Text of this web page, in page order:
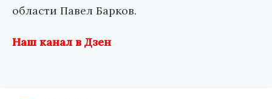
области Павел Барков.
Наш канал в Дзен